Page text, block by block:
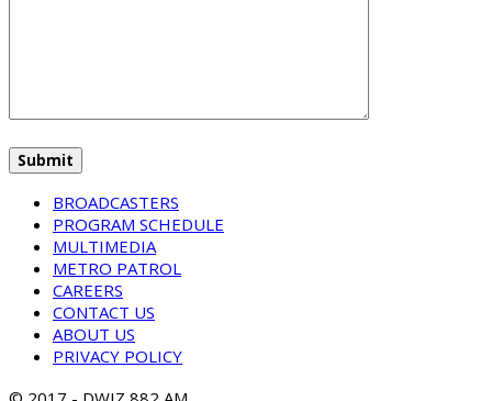
BROADCASTERS
PROGRAM SCHEDULE
MULTIMEDIA
METRO PATROL
CAREERS
CONTACT US
ABOUT US
PRIVACY POLICY